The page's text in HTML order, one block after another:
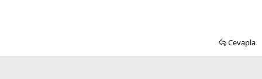
Cevapla